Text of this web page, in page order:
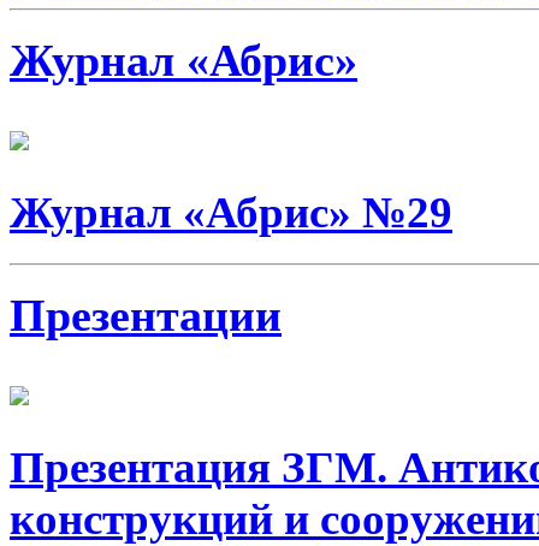
Журнал «Абрис»
Журнал «Абрис» №29
Презентации
Презентация ЗГМ.
конструкций и